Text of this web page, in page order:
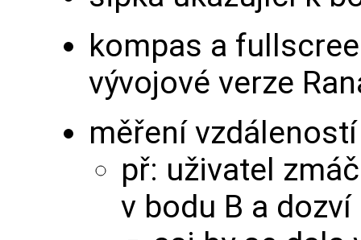
kompas a
vývojové verze
měření
př: uživatel
v bodu B a